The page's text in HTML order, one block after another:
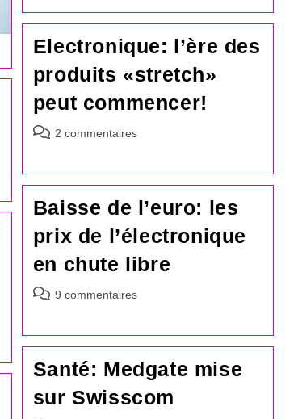
Electronique: l’ère des
produits «stretch»
peut commencer!
Commentaires
publication :
2 commentaires
Baisse de l’euro: les
prix de l’électronique
en chute libre
Commentaires
publication :
9 commentaires
Santé: Medgate mise
sur Swisscom